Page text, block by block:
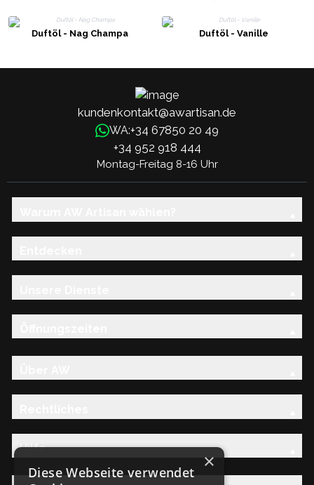
Duftöl - Nag Champa Duftöl - Vanille
kundenkontakt@awartisan.de
WA:+34 67850 20 49
+34 952 918 444
Montag-Freitag 8-16 Uhr
Hilfe
×
Diese Webseite verwendet